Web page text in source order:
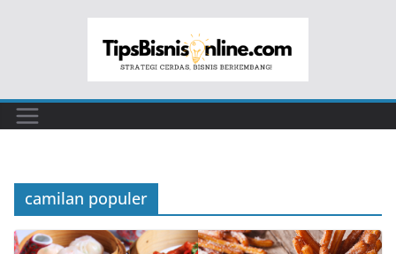
camilan populer